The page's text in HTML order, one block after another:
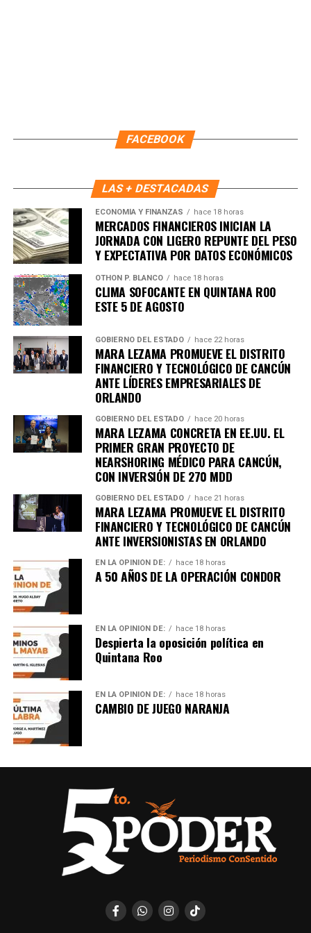
Recibe las noticias al instante
Únete al canal oficial de WhatsApp de
Quinto Poder
importantes de Quintana Roo directamente
en tu teléfono.
Unirme al canal de WhatsApp
FACEBOOK
LAS + DESTACADAS
ECONOMÍA Y FINANZAS hace 18 horas
MERCADOS FINANCIEROS INICIAN LA
JORNADA CON LIGERO REPUNTE DEL PESO
Y EXPECTATIVA POR DATOS ECONÓMICOS
OTHON P. BLANCO hace 18 horas
CLIMA SOFOCANTE EN QUINTANA ROO
ESTE 5 DE AGOSTO
GOBIERNO DEL ESTADO hace 22 horas
MARA LEZAMA PROMUEVE EL DISTRITO
FINANCIERO Y TECNOLÓGICO DE CANCÚN
ANTE LÍDERES EMPRESARIALES DE
ORLANDO
GOBIERNO DEL ESTADO hace 20 horas
MARA LEZAMA CONCRETA EN EE.UU. EL
PRIMER GRAN PROYECTO DE
NEARSHORING MÉDICO PARA CANCÚN,
CON INVERSIÓN DE 270 MDD
GOBIERNO DEL ESTADO hace 21 horas
MARA LEZAMA PROMUEVE EL DISTRITO
FINANCIERO Y TECNOLÓGICO DE CANCÚN
ANTE INVERSIONISTAS EN ORLANDO
EN LA OPINIÓN DE: hace 18 horas
A 50 AÑOS DE LA OPERACIÓN CONDOR
EN LA OPINIÓN DE: hace 18 horas
Despierta la oposición política en
Quintana Roo
EN LA OPINIÓN DE: hace 18 horas
CAMBIO DE JUEGO NARANJA